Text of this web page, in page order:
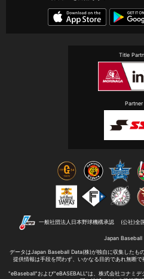
Title
Partner
一般社団法人日本野球機構承認 (公社)全
Japan Baseball
データはJapan Baseball Data(株)が独自に収集したもの
提供情報は手段を問わず、いかなる目的であれ無断で
"eBaseball"および"eBASEBALL"は、株式会社コナミ